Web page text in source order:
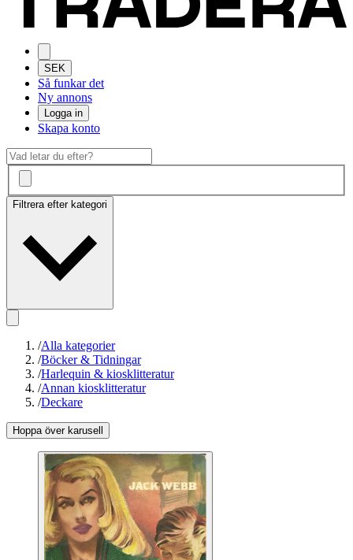
SEK
Så funkar det
Ny annons
Logga in
Skapa konto
Filtrera efter kategori
/Alla kategorier
/Böcker & Tidningar
/Harlequin & kiosklitteratur
/Annan kiosklitteratur
/Deckare
Hoppa över karusell